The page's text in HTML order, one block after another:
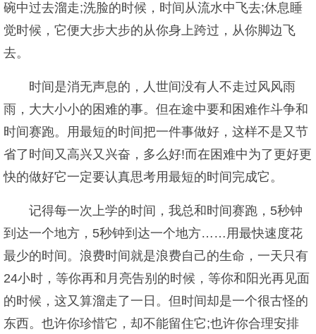
碗中过去溜走;洗脸的时候，时间从流水中飞去;休息睡
觉时候，它便大步大步的从你身上跨过，从你脚边飞
去。
时间是消无声息的，人世间没有人不走过风风雨
雨，大大小小的困难的事。但在途中要和困难作斗争和
时间赛跑。用最短的时间把一件事做好，这样不是又节
省了时间又高兴又兴奋，多么好!而在困难中为了更好更
快的做好它一定要认真思考用最短的时间完成它。
记得每一次上学的时间，我总和时间赛跑，5秒钟
到达一个地方，5秒钟到达一个地方……用最快速度花
最少的时间。浪费时间就是浪费自己的生命，一天只有
24小时，等你再和月亮告别的时候，等你和阳光再见面
的时候，这又算溜走了一日。但时间却是一个很古怪的
东西。也许你珍惜它，却不能留住它;也许你合理安排